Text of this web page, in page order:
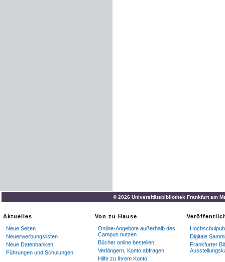
© 2026 Universitätsbibliothek Frankfurt am
Aktuelles
Neue Seiten
Neuerwerbungslisten
Neue Datenbanken
Führungen und Schulungen
Von zu Hause
Online-Angebote außerhalb des
Campus nutzen
Bücher online bestellen
Verlängern, Konto abfragen
Hilfe zu Ihrem Konto
Digitale
Frankfurter